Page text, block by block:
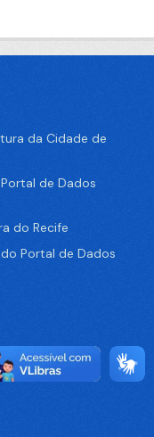
da Cidade de
de Dados
do Recife
Portal de Dados